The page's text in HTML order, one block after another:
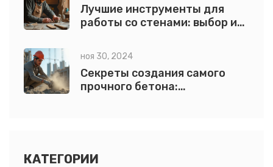
Лучшие инструменты для
работы со стенами: выбор и
ноя 30, 2024
Секреты создания самого
прочного бетона:
КАТЕГОРИИ